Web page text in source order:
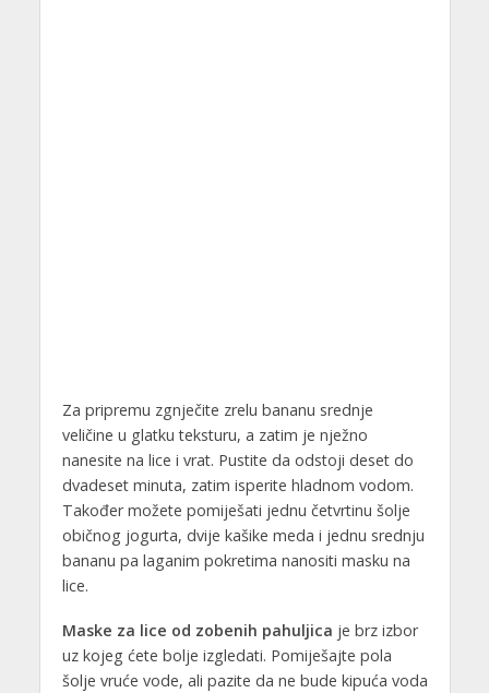
Za pripremu zgnječite zrelu bananu srednje
veličine u glatku teksturu, a zatim je nježno
nanesite na lice i vrat. Pustite da odstoji deset do
dvadeset minuta, zatim isperite hladnom vodom.
Također možete pomiješati jednu četvrtinu šolje
običnog jogurta, dvije kašike meda i jednu srednju
bananu pa laganim pokretima nanositi masku na
lice.
Maske za lice od zobenih pahuljica je brz izbor
uz kojeg ćete bolje izgledati. Pomiješajte pola
šolje vruće vode, ali pazite da ne bude kipuća voda